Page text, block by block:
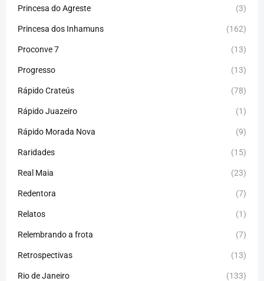
Princesa do Agreste (3)
Princesa dos Inhamuns (162)
Proconve 7 (13)
Progresso (13)
Rápido Crateús (78)
Rápido Juazeiro (1)
Rápido Morada Nova (9)
Raridades (15)
Real Maia (23)
Redentora (7)
Relatos (1)
Relembrando a frota (7)
Retrospectivas (13)
Rio de Janeiro (133)